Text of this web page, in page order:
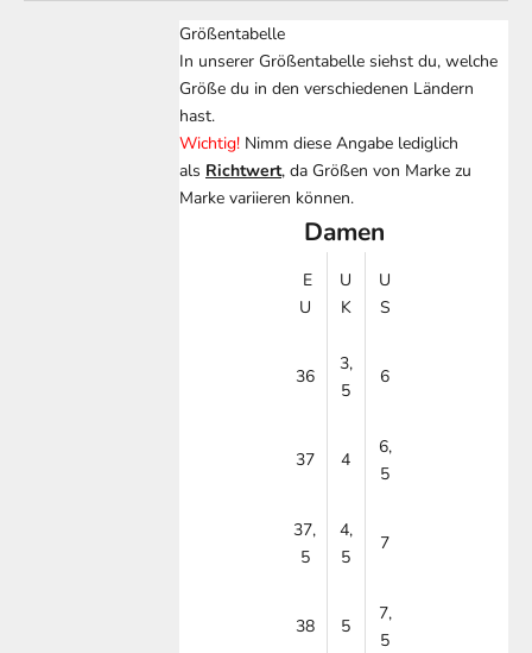
Größentabelle
In unserer Größentabelle siehst du, welche
Größe du in den verschiedenen Ländern
hast.
Wichtig! Nimm diese Angabe lediglich
als Richtwert, da Größen von Marke zu
Marke variieren können.
Damen
E
U
U
K
U
S
36
3,
5
6
37 4
6,
5
37,
5
4,
5
7
38 5
7,
5